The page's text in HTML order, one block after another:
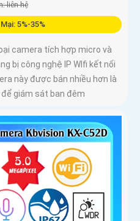
liên hệ
5%-35%
camera tích hợp micro và
bị công nghệ IP WIfi kết nối
này được bán nhiều hơn là
giám sát ban đêm